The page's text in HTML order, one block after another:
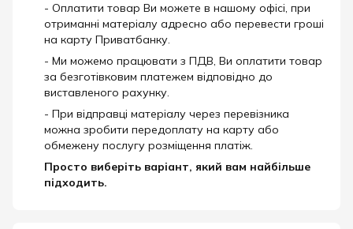
- Оплатити товар Ви можете в нашому офісі, при
отриманні матеріалу адресно або перевести гроші
на карту Приватбанку.
- Ми можемо працювати з ПДВ, Ви оплатити товар
за безготівковим платежем відповідно до
виставленого рахунку.
- При відправці матеріалу через перевізника
можна зробити передоплату на карту або
обмежену послугу розміщення платіж.
Просто виберіть варіант, який вам найбільше
підходить.